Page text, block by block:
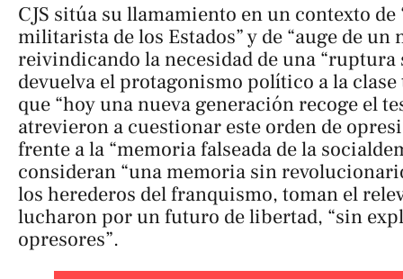
CJS sitúa su llamamiento en un contexto
militarista de los Estados” y de “auge de un
reivindicando la necesidad de una “ruptura
devuelva el protagonismo político a la
que “hoy una nueva generación recoge el
atrevieron a cuestionar este orden de
frente a la “memoria falseada de la
consideran “una memoria sin
los herederos del franquismo, toman el
lucharon por un futuro de libertad, “sin
opresores”.